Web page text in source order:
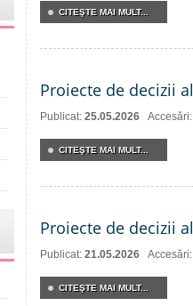
CITEŞTE MAI MULT...
Proiecte de decizii
Publicat: 25.05.2026
CITEŞTE MAI MULT...
Proiecte de decizii
Publicat: 21.05.2026
CITEŞTE MAI MULT...